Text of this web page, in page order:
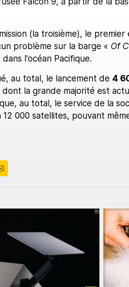
(la troisième), le
problème sur la barge « Of
l'océan Pacifique.
au total, le lancement de 4
la grande majorité est
au total, le service de la
000 satellites, pouvant